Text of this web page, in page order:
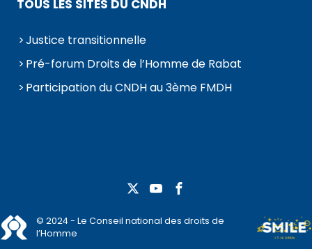
TOUS LES SITES DU CNDH
Justice transitionnelle
Pré-forum Droits de l’Homme de Rabat
Participation du CNDH au 3ème FMDH
© 2024 - Le Conseil national des droits de
l’Homme